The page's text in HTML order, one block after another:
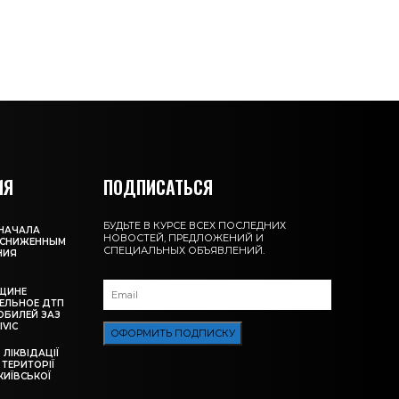
ДТП
ЗАЗ
ПОДПИСАТЬСЯ
БУДЬТЕ В КУРСЕ ВСЕХ ПОСЛЕДНИХ
НОВОСТЕЙ, ПРЕДЛОЖЕНИЙ И
СПЕЦИАЛЬНЫХ ОБЪЯВЛЕНИЙ.
ОФОРМИТЬ ПОДПИСКУ